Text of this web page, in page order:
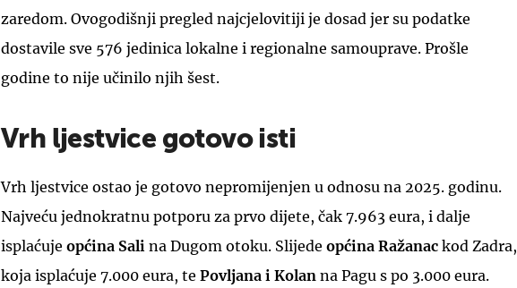
zaredom. Ovogodišnji pregled najcjelovitiji je dosad jer su podatke
dostavile sve 576 jedinica lokalne i regionalne samouprave. Prošle
godine to nije učinilo njih šest.
Vrh ljestvice gotovo isti
Vrh ljestvice ostao je gotovo nepromijenjen u odnosu na 2025. godinu.
Najveću jednokratnu potporu za prvo dijete, čak 7.963 eura, i dalje
isplaćuje općina Sali na Dugom otoku. Slijede općina Ražanac kod Zadra,
koja isplaćuje 7.000 eura, te Povljana i Kolan na Pagu s po 3.000 eura.